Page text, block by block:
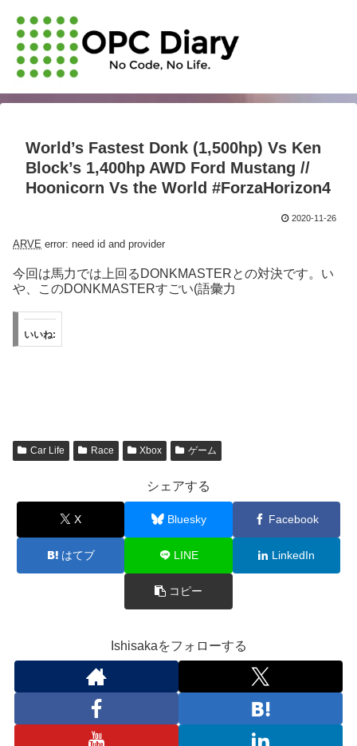
World’s Fastest Donk (1,500hp) Vs Ken
Block’s 1,400hp AWD Ford Mustang //
Hoonicorn Vs the World #ForzaHorizon4
2020-11-26
ARVE error: need id and provider
今回は馬力では上回るDONKMASTERとの対決です。い
や、このDONKMASTERすごい(語彙力
いいね:
Car Life Race Xbox ゲーム
シェアする
X Bluesky Facebook
はてブ LINE LinkedIn
コピー
Ishisakaをフォローする